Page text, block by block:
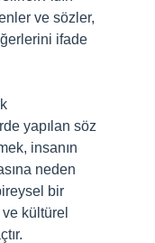
ve sözler,
ifade
yapılan söz
insanın
neden
bir
kültürel